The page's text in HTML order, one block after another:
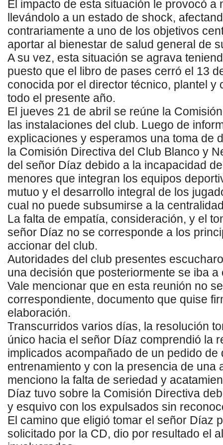
El impacto de esta situación le provocó a
llevándolo a un estado de shock,
contrariamente a uno de los objetivos
aportar al bienestar de salud general de
A su vez, esta situación se agrava
puesto que el libro de pases cerró el 13
conocida por el director técnico, plantel y
todo el presente año.
El jueves 21 de abril se reúne la
las instalaciones del club. Luego de
explicaciones y esperamos una toma de
la Comisión Directiva del Club Blanco y
del señor Díaz debido a la incapacidad
menores que integran los equipos
mutuo y el desarrollo integral de los
cual no puede subsumirse a la
La falta de empatía, consideración, y el
señor Díaz no se corresponde a los
accionar del club.
Autoridades del club presentes
una decisión que posteriormente se iba
Vale mencionar que en esta reunión no
correspondiente, documento que quise
elaboración.
Transcurridos varios días, la resolución
único hacia el señor Díaz comprendió la
implicados acompañado de un pedido de
entrenamiento y con la presencia de una
menciono la falta de seriedad y
Díaz tuvo sobre la Comisión Directiva
y esquivo con los expulsados sin
El camino que eligió tomar el señor Díaz
solicitado por la CD, dio por resultado el